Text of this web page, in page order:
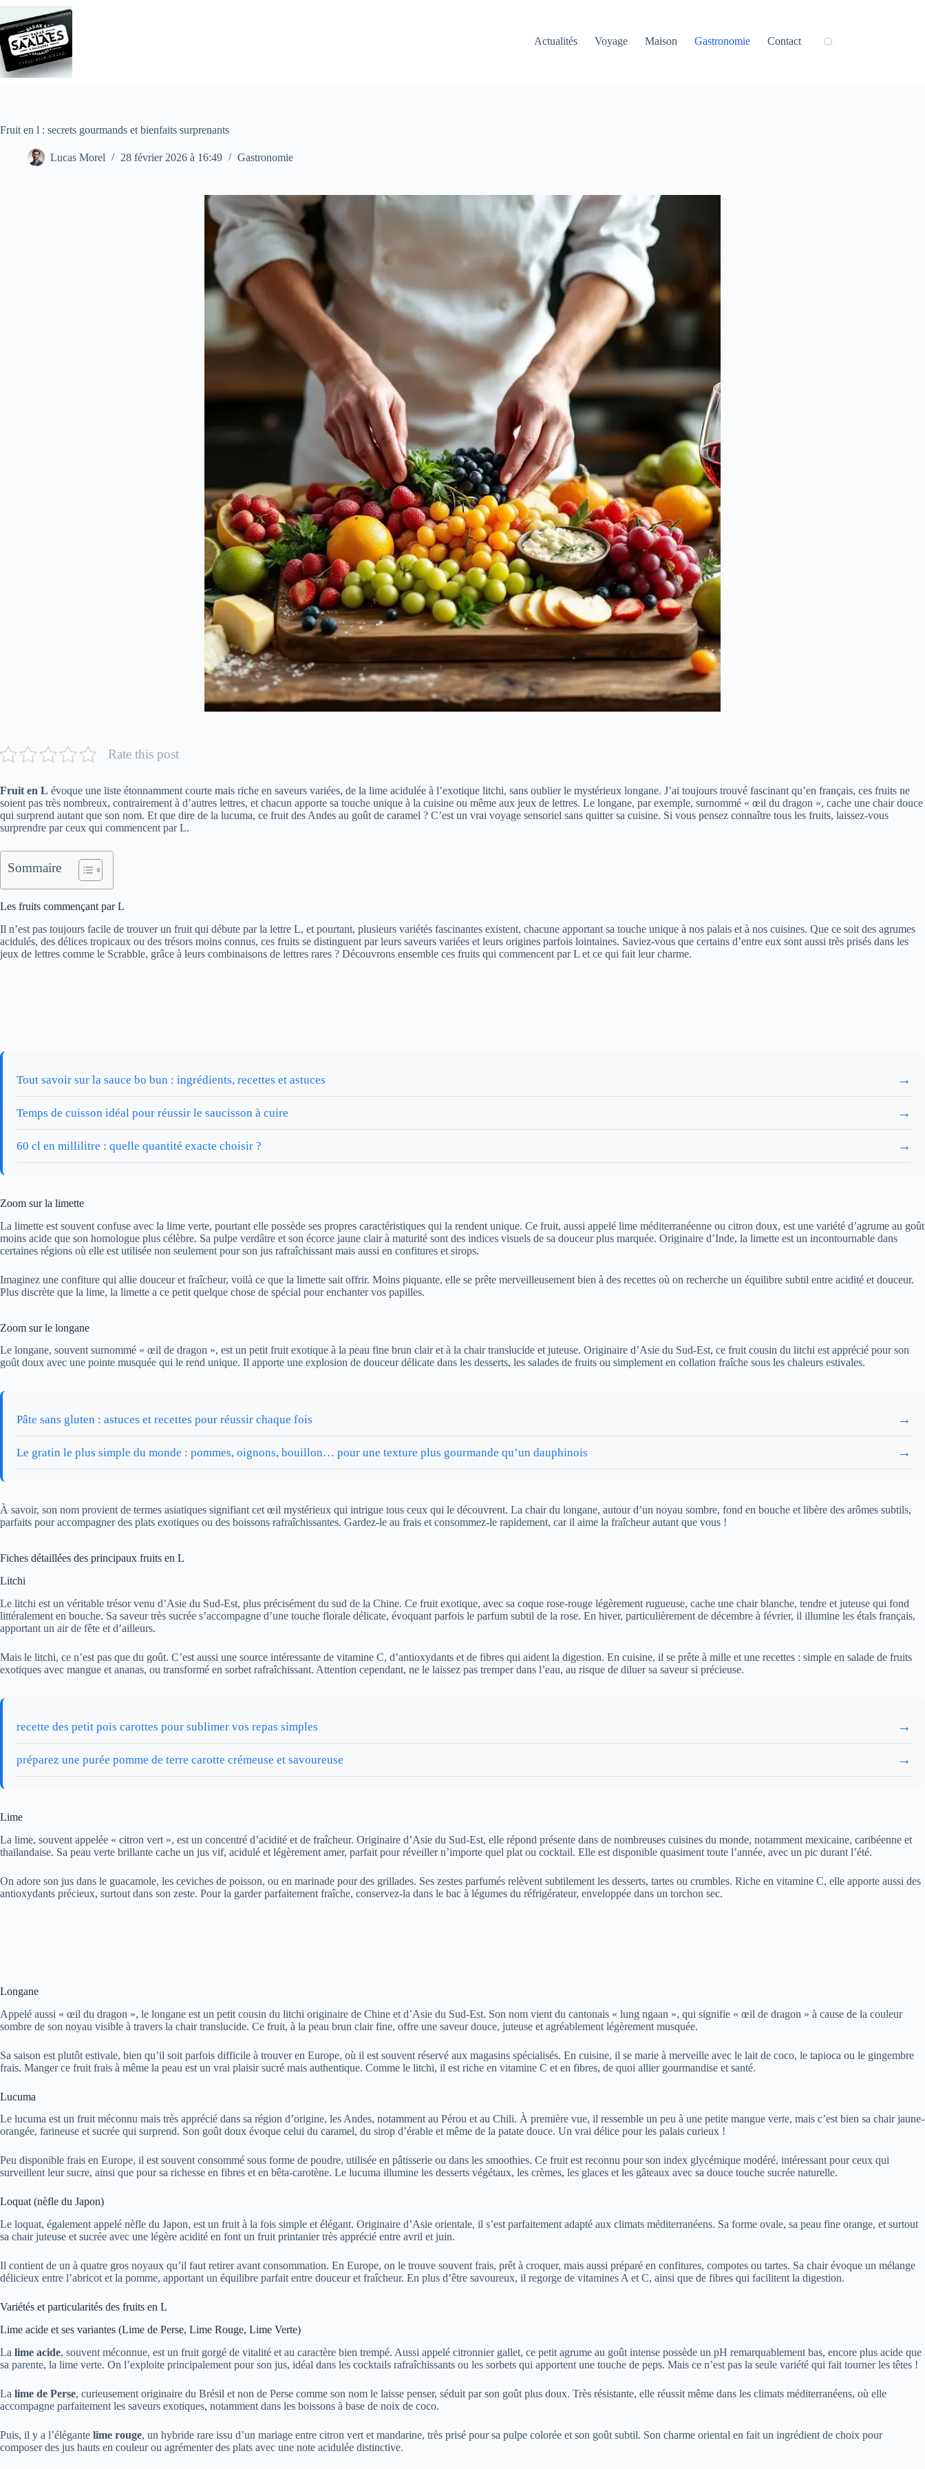
contenu
Actualités
Voyage Maison Gastronomie Contact
Fruit en l : secrets gourmands et bienfaits surprenants
Lucas Morel 28 février 2026 à 16:49 Gastronomie
Rate this post
Fruit en L évoque une liste étonnamment courte mais riche en saveurs variées, de la lime acidulée à l’exotique litchi, sans oublier le mystérieux longane. J’ai toujours trouvé fascinant qu’en français, ces fruits ne
soient pas très nombreux, contrairement à d’autres lettres, et chacun apporte sa touche unique à la cuisine ou même aux jeux de lettres. Le longane, par exemple, surnommé « œil du dragon », cache une chair douce
qui surprend autant que son nom. Et que dire de la lucuma, ce fruit des Andes au goût de caramel ? C’est un vrai voyage sensoriel sans quitter sa cuisine. Si vous pensez connaître tous les fruits, laissez-vous
surprendre par ceux qui commencent par L.
Sommaire
Les fruits commençant par L
Il n’est pas toujours facile de trouver un fruit qui débute par la lettre L, et pourtant, plusieurs variétés fascinantes existent, chacune apportant sa touche unique à nos palais et à nos cuisines. Que ce soit des agrumes
acidulés, des délices tropicaux ou des trésors moins connus, ces fruits se distinguent par leurs saveurs variées et leurs origines parfois lointaines. Saviez-vous que certains d’entre eux sont aussi très prisés dans les
jeux de lettres comme le Scrabble, grâce à leurs combinaisons de lettres rares ? Découvrons ensemble ces fruits qui commencent par L et ce qui fait leur charme.
Tout savoir sur la sauce bo bun : ingrédients, recettes et astuces →
Temps de cuisson idéal pour réussir le saucisson à cuire →
60 cl en millilitre : quelle quantité exacte choisir ? →
Zoom sur la limette
La limette est souvent confuse avec la lime verte, pourtant elle possède ses propres caractéristiques qui la rendent unique. Ce fruit, aussi appelé lime méditerranéenne ou citron doux, est une variété d’agrume au goût
moins acide que son homologue plus célèbre. Sa pulpe verdâtre et son écorce jaune clair à maturité sont des indices visuels de sa douceur plus marquée. Originaire d’Inde, la limette est un incontournable dans
certaines régions où elle est utilisée non seulement pour son jus rafraîchissant mais aussi en confitures et sirops.
Imaginez une confiture qui allie douceur et fraîcheur, voilà ce que la limette sait offrir. Moins piquante, elle se prête merveilleusement bien à des recettes où on recherche un équilibre subtil entre acidité et douceur.
Plus discrète que la lime, la limette a ce petit quelque chose de spécial pour enchanter vos papilles.
Zoom sur le longane
Le longane, souvent surnommé « œil de dragon », est un petit fruit exotique à la peau fine brun clair et à la chair translucide et juteuse. Originaire d’Asie du Sud-Est, ce fruit cousin du litchi est apprécié pour son
goût doux avec une pointe musquée qui le rend unique. Il apporte une explosion de douceur délicate dans les desserts, les salades de fruits ou simplement en collation fraîche sous les chaleurs estivales.
Pâte sans gluten : astuces et recettes pour réussir chaque fois →
Le gratin le plus simple du monde : pommes, oignons, bouillon… pour une texture plus gourmande qu’un dauphinois →
À savoir, son nom provient de termes asiatiques signifiant cet œil mystérieux qui intrigue tous ceux qui le découvrent. La chair du longane, autour d’un noyau sombre, fond en bouche et libère des arômes subtils,
parfaits pour accompagner des plats exotiques ou des boissons rafraîchissantes. Gardez-le au frais et consommez-le rapidement, car il aime la fraîcheur autant que vous !
Fiches détaillées des principaux fruits en L
Litchi
Le litchi est un véritable trésor venu d’Asie du Sud-Est, plus précisément du sud de la Chine. Ce fruit exotique, avec sa coque rose-rouge légèrement rugueuse, cache une chair blanche, tendre et juteuse qui fond
littéralement en bouche. Sa saveur très sucrée s’accompagne d’une touche florale délicate, évoquant parfois le parfum subtil de la rose. En hiver, particulièrement de décembre à février, il illumine les étals français,
apportant un air de fête et d’ailleurs.
Mais le litchi, ce n’est pas que du goût. C’est aussi une source intéressante de vitamine C, d’antioxydants et de fibres qui aident la digestion. En cuisine, il se prête à mille et une recettes : simple en salade de fruits
exotiques avec mangue et ananas, ou transformé en sorbet rafraîchissant. Attention cependant, ne le laissez pas tremper dans l’eau, au risque de diluer sa saveur si précieuse.
recette des petit pois carottes pour sublimer vos repas simples →
préparez une purée pomme de terre carotte crémeuse et savoureuse →
Lime
La lime, souvent appelée « citron vert », est un concentré d’acidité et de fraîcheur. Originaire d’Asie du Sud-Est, elle répond présente dans de nombreuses cuisines du monde, notamment mexicaine, caribéenne et
thaïlandaise. Sa peau verte brillante cache un jus vif, acidulé et légèrement amer, parfait pour réveiller n’importe quel plat ou cocktail. Elle est disponible quasiment toute l’année, avec un pic durant l’été.
On adore son jus dans le guacamole, les ceviches de poisson, ou en marinade pour des grillades. Ses zestes parfumés relèvent subtilement les desserts, tartes ou crumbles. Riche en vitamine C, elle apporte aussi des
antioxydants précieux, surtout dans son zeste. Pour la garder parfaitement fraîche, conservez-la dans le bac à légumes du réfrigérateur, enveloppée dans un torchon sec.
Longane
Appelé aussi « œil du dragon », le longane est un petit cousin du litchi originaire de Chine et d’Asie du Sud-Est. Son nom vient du cantonais « lung ngaan », qui signifie « œil de dragon » à cause de la couleur
sombre de son noyau visible à travers la chair translucide. Ce fruit, à la peau brun clair fine, offre une saveur douce, juteuse et agréablement légèrement musquée.
Sa saison est plutôt estivale, bien qu’il soit parfois difficile à trouver en Europe, où il est souvent réservé aux magasins spécialisés. En cuisine, il se marie à merveille avec le lait de coco, le tapioca ou le gingembre
frais. Manger ce fruit frais à même la peau est un vrai plaisir sucré mais authentique. Comme le litchi, il est riche en vitamine C et en fibres, de quoi allier gourmandise et santé.
Lucuma
Le lucuma est un fruit méconnu mais très apprécié dans sa région d’origine, les Andes, notamment au Pérou et au Chili. À première vue, il ressemble un peu à une petite mangue verte, mais c’est bien sa chair jaune-
orangée, farineuse et sucrée qui surprend. Son goût doux évoque celui du caramel, du sirop d’érable et même de la patate douce. Un vrai délice pour les palais curieux !
Peu disponible frais en Europe, il est souvent consommé sous forme de poudre, utilisée en pâtisserie ou dans les smoothies. Ce fruit est reconnu pour son index glycémique modéré, intéressant pour ceux qui
surveillent leur sucre, ainsi que pour sa richesse en fibres et en bêta-carotène. Le lucuma illumine les desserts végétaux, les crèmes, les glaces et les gâteaux avec sa douce touche sucrée naturelle.
Loquat (nèfle du Japon)
Le loquat, également appelé nèfle du Japon, est un fruit à la fois simple et élégant. Originaire d’Asie orientale, il s’est parfaitement adapté aux climats méditerranéens. Sa forme ovale, sa peau fine orange, et surtout
sa chair juteuse et sucrée avec une légère acidité en font un fruit printanier très apprécié entre avril et juin.
Il contient de un à quatre gros noyaux qu’il faut retirer avant consommation. En Europe, on le trouve souvent frais, prêt à croquer, mais aussi préparé en confitures, compotes ou tartes. Sa chair évoque un mélange
délicieux entre l’abricot et la pomme, apportant un équilibre parfait entre douceur et fraîcheur. En plus d’être savoureux, il regorge de vitamines A et C, ainsi que de fibres qui facilitent la digestion.
Variétés et particularités des fruits en L
Lime acide et ses variantes (Lime de Perse, Lime Rouge, Lime Verte)
La lime acide, souvent méconnue, est un fruit gorgé de vitalité et au caractère bien trempé. Aussi appelé citronnier gallet, ce petit agrume au goût intense possède un pH remarquablement bas, encore plus acide que
sa parente, la lime verte. On l’exploite principalement pour son jus, idéal dans les cocktails rafraîchissants ou les sorbets qui apportent une touche de peps. Mais ce n’est pas la seule variété qui fait tourner les têtes !
La lime de Perse, curieusement originaire du Brésil et non de Perse comme son nom le laisse penser, séduit par son goût plus doux. Très résistante, elle réussit même dans les climats méditerranéens, où elle
accompagne parfaitement les saveurs exotiques, notamment dans les boissons à base de noix de coco.
Puis, il y a l’élégante lime rouge, un hybride rare issu d’un mariage entre citron vert et mandarine, très prisé pour sa pulpe colorée et son goût subtil. Son charme oriental en fait un ingrédient de choix pour
composer des jus hauts en couleur ou agrémenter des plats avec une note acidulée distinctive.